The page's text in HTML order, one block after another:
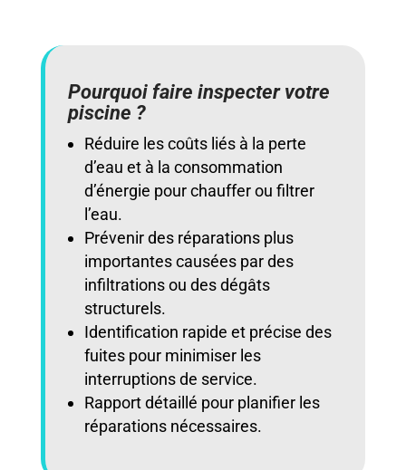
Pourquoi faire inspecter votre
piscine ?
Réduire les coûts liés à la perte
d’eau et à la consommation
d’énergie pour chauffer ou filtrer
l’eau.
Prévenir des réparations plus
importantes causées par des
infiltrations ou des dégâts
structurels.
Identification rapide et précise des
fuites pour minimiser les
interruptions de service.
Rapport détaillé pour planifier les
réparations nécessaires.